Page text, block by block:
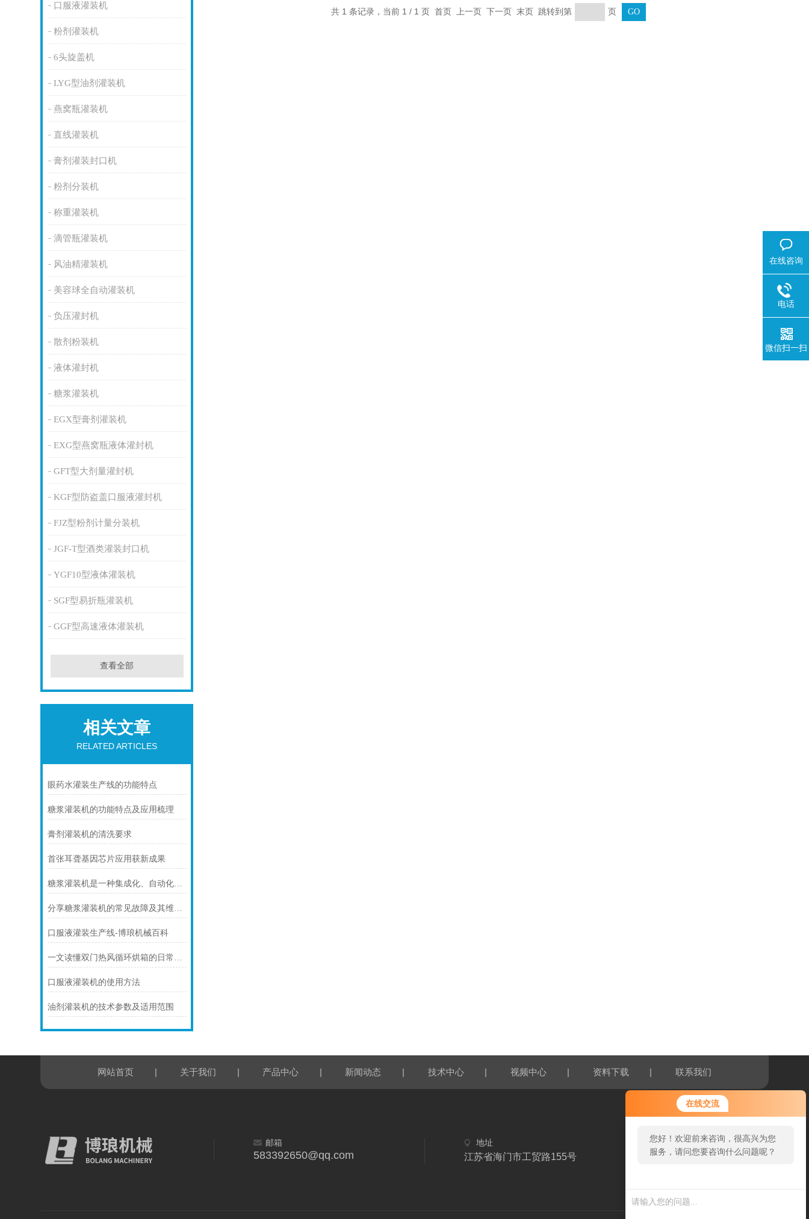
在线交流
您好！欢迎前来咨询，很高兴为您
服务，请问您要咨询什么问题呢？
口服液灌装机
粉剂灌装机
6头旋盖机
LYG型油剂灌装机
燕窝瓶灌装机
直线灌装机
膏剂灌装封口机
粉剂分装机
称重灌装机
滴管瓶灌装机
风油精灌装机
美容球全自动灌装机
负压灌封机
散剂粉装机
液体灌封机
糖浆灌装机
EGX型膏剂灌装机
EXG型燕窝瓶液体灌封机
GFT型大剂量灌封机
KGF型防盗盖口服液灌封机
FJZ型粉剂计量分装机
JGF-T型酒类灌装封口机
YGF10型液体灌装机
SGF型易折瓶灌装机
GGF型高速液体灌装机
查看全部
相关文章
RELATED ARTICLES
眼药水灌装生产线的功能特点
糖浆灌装机的功能特点及应用梳理
膏剂灌装机的清洗要求
首张耳聋基因芯片应用获新成果
糖浆灌装机是一种集成化、自动化的液体灌装设备
分享糖浆灌装机的常见故障及其维修方法
口服液灌装生产线-博琅机械百科
一文读懂双门热风循环烘箱的日常使用中如何控制温度？
口服液灌装机的使用方法
油剂灌装机的技术参数及适用范围
共 1 条记录，当前 1 / 1 页 首页 上一页 下一页 末页 跳转到第 页
网站首页 | 关于我们 | 产品中心 | 新闻动态 | 技术中心 | 视频中心 | 资料下载 | 联系我们
邮箱
583392650@qq.com
地址
江苏省海门市工贸路155号
在线咨询
电话
微信扫一扫